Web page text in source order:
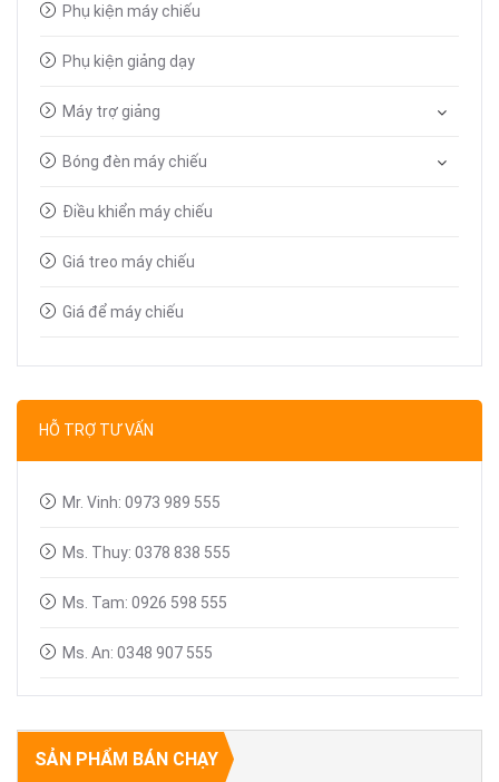
Phụ kiện máy chiếu
Phụ kiện giảng dạy
Máy trợ giảng
Bóng đèn máy chiếu
Điều khiển máy chiếu
Giá treo máy chiếu
Giá để máy chiếu
Bút trình chiếu
Linh kiện máy chiếu
HỖ TRỢ TƯ VẤN
Mr. Vinh: 0973 989 555
Ms. Thuy: 0378 838 555
Ms. Tam: 0926 598 555
Ms. An: 0348 907 555
SẢN PHẨM BÁN CHẠY